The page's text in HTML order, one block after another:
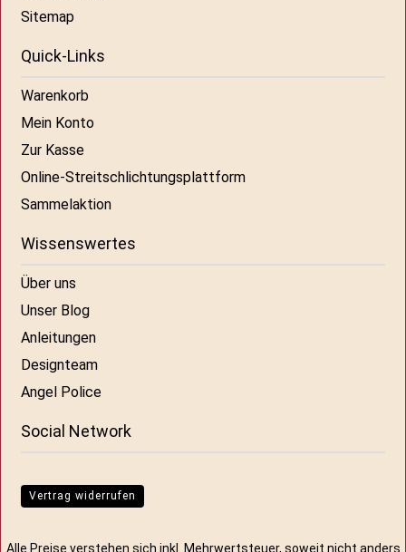
Sitemap
Quick-Links
Warenkorb
Mein Konto
Zur Kasse
Online-Streitschlichtungsplattform
Sammelaktion
Wissenswertes
Über uns
Unser Blog
Anleitungen
Designteam
Angel Police
Social Network
Vertrag widerrufen
Alle Preise verstehen sich inkl. Mehrwertsteuer, soweit nicht anders